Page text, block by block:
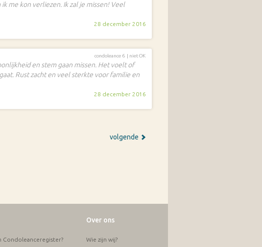
me kon verliezen. Ik zal je missen! Veel
28 december 2016
en stem gaan missen. Het voelt of
Rust zacht en veel sterkte voor familie en
28 december 2016
condoleance 6 |niet OK
volgende
Condoleanceregister?
Over ons
Wie zijn wij?